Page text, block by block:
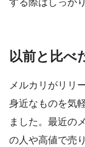
以前と比べ
メルカリがリリ
身近なものを気
ました。最近の
の人や高値で売